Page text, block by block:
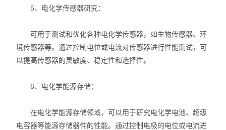
5、电化学传感器研究：
可用于测试和优化各种电化学传感器，如生物传感器、环
境传感器等。通过控制电位或电流对传感器进行性能测试，可
以提高传感器的灵敏度、稳定性和选择性。
6、电化学能源存储：
在电化学能源存储领域，可以用于研究电化学电池、超级
电容器等能源存储器件的性能。通过控制电极的电位或电流进